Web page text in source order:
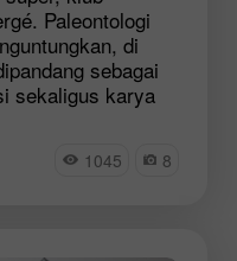
Paleontologi
di
sebagai
sekaligus karya
1045 8